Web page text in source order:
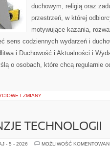
duchowym, religią oraz
przestrzeń, w której
motywujące kazania,
sens codziennych wydarzeń i
i Duchowość i Aktualności i
o osobach, które chcą regularnie
I ZMIANY
TECHNOLOGII
- 5 - 2026 MOŻLIWOŚĆ